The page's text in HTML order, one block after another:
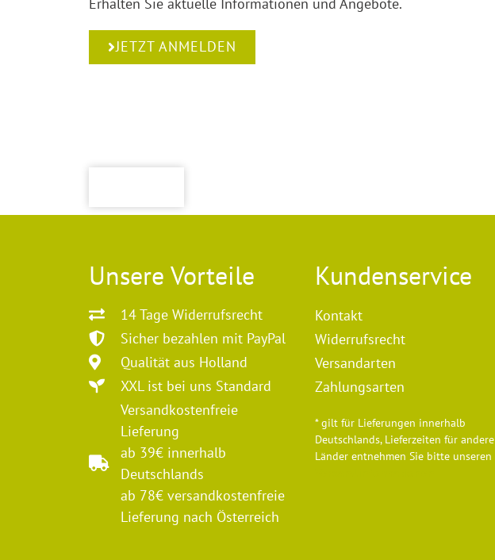
Erhalten Sie aktuelle Informationen und Angebote.
JETZT ANMELDEN
Unsere Vorteile
14 Tage Widerrufsrecht
Sicher bezahlen mit PayPal
Qualität aus Holland
XXL ist bei uns Standard
Versandkostenfreie
Lieferung
ab 39€ innerhalb
Deutschlands
ab 78€ versandkostenfreie
Lieferung nach Österreich
Kundenservice
Kontakt
Widerrufsrecht
Versandarten
Zahlungsarten
* gilt für Lieferungen innerhalb
Deutschlands, Lieferzeiten für andere
Länder entnehmen Sie bitte unseren